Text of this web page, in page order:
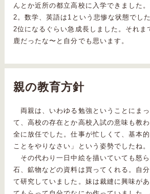
んとか近所の都立高校に入学できました
2。数学、英語は1という悲惨な状態でし
2位になるぐらい急成長しました。それま
鹿だったな〜と自分でも思います。
親の教育方針
両親は、いわゆる勉強ということにまっ
て、高校の存在とか高校入試の意味も教
全に放任でした。仕事が忙しくて、基本
ことをやりなさい」という姿勢でしたね。
その代わり一日中絵を描いていても怒
石、鉱物などの資料は買ってくれる。自
て研究していました。妹は裁縫に興味が